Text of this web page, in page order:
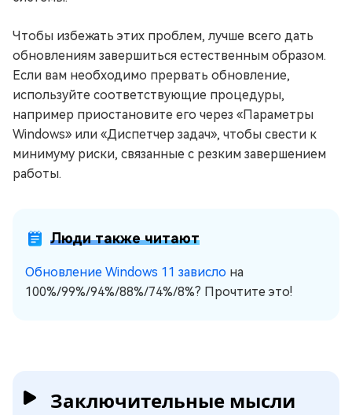
Чтобы избежать этих проблем, лучше всего дать
обновлениям завершиться естественным образом.
Если вам необходимо прервать обновление,
используйте соответствующие процедуры,
например приостановите его через «Параметры
Windows» или «Диспетчер задач», чтобы свести к
минимуму риски, связанные с резким завершением
работы.
Люди также читают
Обновление Windows 11 зависло на
100%/99%/94%/88%/74%/8%? Прочтите это!
Заключительные мысли